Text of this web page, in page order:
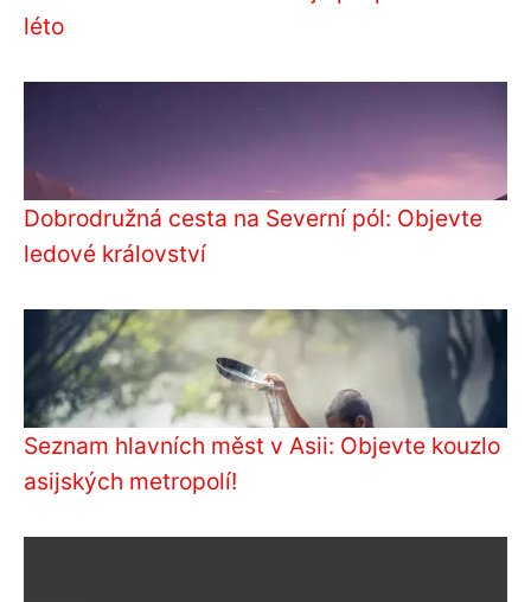
léto
Dobrodružná cesta na Severní pól: Objevte
ledové království
Seznam hlavních měst v Asii: Objevte kouzlo
asijských metropolí!